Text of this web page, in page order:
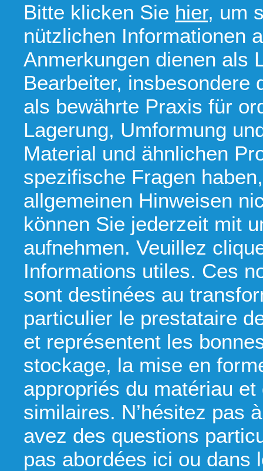
Bitte klicken Sie hier, um
nützlichen Informationen
Anmerkungen dienen als
Bearbeiter, insbesondere
als bewährte Praxis für
Lagerung, Umformung
Material und ähnlichen
spezifische Fragen
allgemeinen Hinweisen
können Sie jederzeit mit
aufnehmen. Veuillez
Informations utiles. Ces
sont destinées au
particulier le prestataire
et représentent les
stockage, la mise en
appropriés du matériau
similaires. N’hésitez pas
avez des questions
pas abordées ici ou dans